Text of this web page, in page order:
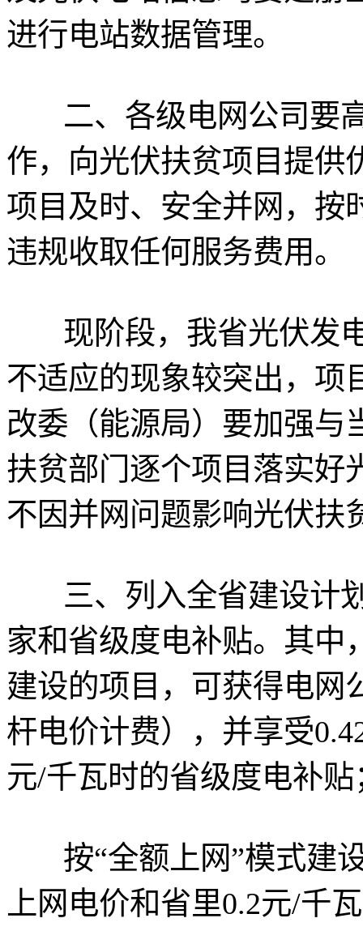
进行电站数据管理。
二、各级电网公司要
作，向光伏扶贫项目提供
项目及时、安全并网，按
违规收取任何服务费用。
现阶段，我省光伏发
不适应的现象较突出，项
改委（能源局）要加强与
扶贫部门逐个项目落实好
不因并网问题影响光伏扶
三、列入全省建设计
家和省级度电补贴。其中
建设的项目，可获得电网
杆电价计费），并享受
元/千瓦时的省级度电补贴
按“全额上网”模式建
上网电价和省里0.2元/千